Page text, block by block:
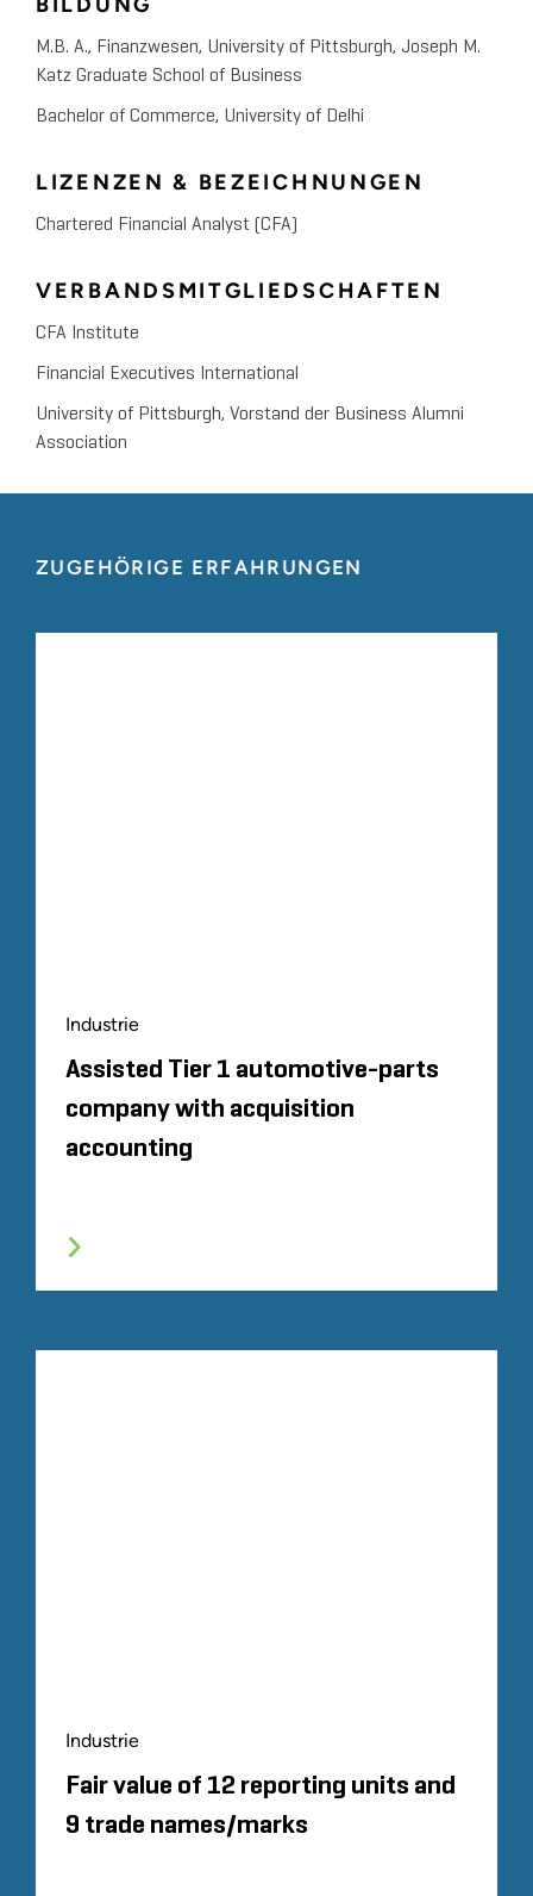
M.B. A., Finanzwesen, University of Pittsburgh, Joseph M.
Katz Graduate School of Business
Bachelor of Commerce, University of Delhi
LIZENZEN & BEZEICHNUNGEN
Chartered Financial Analyst (CFA)
VERBANDSMITGLIEDSCHAFTEN
CFA Institute
Financial Executives International
University of Pittsburgh, Vorstand der Business Alumni
Association
ZUGEHÖRIGE ERFAHRUNGEN
Industrie
Assisted Tier 1 automotive-parts
company with acquisition
accounting
Industrie
Fair value of 12 reporting units and
9 trade names/marks